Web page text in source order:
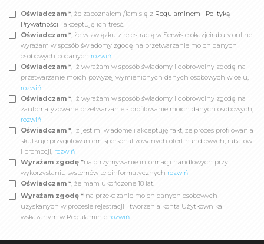
Oświadczam *, że zapoznałem /łam się z Regulaminem i Polityką
Prywatności i akceptuję ich treść.
Oświadczam *, że w związku z rejestracją w Serwisie okazjeirabaty.online
wyrażam w sposób świadomy zgodę na przetwarzanie moich danych
osobowych podanych rozwiń
Oświadczam *, iż wyrażam w sposób świadomy i dobrowolny zgodę na
przetwarzanie moich powyżej wymienionych danych osobowych w celu,
rozwiń
Oświadczam *, iż wyrażam w sposób świadomy i dobrowolny zgodę na
zautomatyzowane przetwarzanie - profilowanie moich danych osobowych,
rozwiń
Oświadczam *, iż jest mi wiadome i akceptuję fakt, że proces profilowania
skutkuje przygotowaniem spersonalizowanych ofert handlowych, rabatów
i promocji, rozwiń
Wyrażam zgodę *na otrzymywanie informacji handlowych przy
wykorzystaniu systemów teleinformatycznych rozwiń
Oświadczam *, że mam ukończone 18 lat.
Wyrażam zgodę * na przekazanie moich danych osobowych
uzyskanych w procesie rejestracji i tworzenia konta Użytkownika
wskazanym w Regulaminie rozwiń